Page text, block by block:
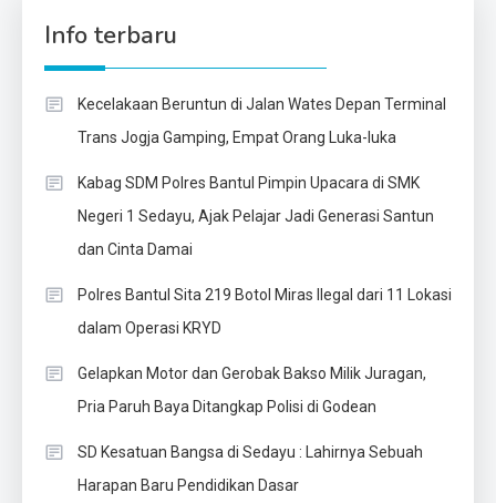
Info terbaru
Kecelakaan Beruntun di Jalan Wates Depan Terminal
Trans Jogja Gamping, Empat Orang Luka-luka
Kabag SDM Polres Bantul Pimpin Upacara di SMK
Negeri 1 Sedayu, Ajak Pelajar Jadi Generasi Santun
dan Cinta Damai
Polres Bantul Sita 219 Botol Miras Ilegal dari 11 Lokasi
dalam Operasi KRYD
Gelapkan Motor dan Gerobak Bakso Milik Juragan,
Pria Paruh Baya Ditangkap Polisi di Godean
SD Kesatuan Bangsa di Sedayu : Lahirnya Sebuah
Harapan Baru Pendidikan Dasar